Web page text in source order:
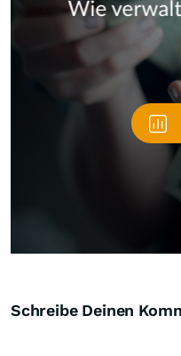
Schreibe Deinen